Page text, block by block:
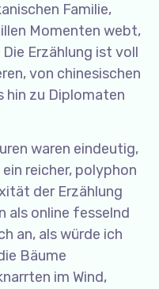
Familie,
Momenten webt,
Erzählung ist voll
von chinesischen
hin zu Diplomaten
waren eindeutig,
reicher, polyphon
der Erzählung
als online fesselnd
an, als würde ich
Bäume
im Wind,